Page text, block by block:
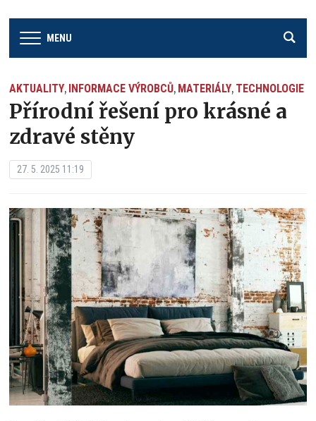
MENU
AKTUALITY, INFORMACE VÝROBCŮ, MATERIÁLY, TECHNOLOGIE
Přírodní řešení pro krásné a
zdravé stěny
27. 5. 2025 11:19